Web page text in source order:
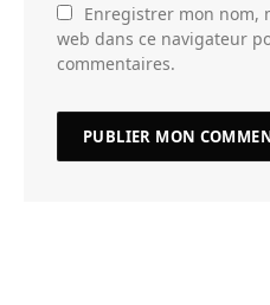
Enregistrer mon nom,
web dans ce navigateur
commentaires.